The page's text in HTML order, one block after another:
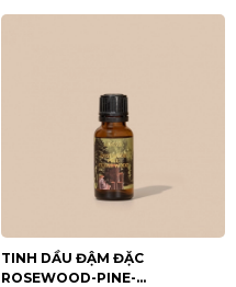
TINH DẦU ĐẬM ĐẶC
ROSEWOOD-PINE-